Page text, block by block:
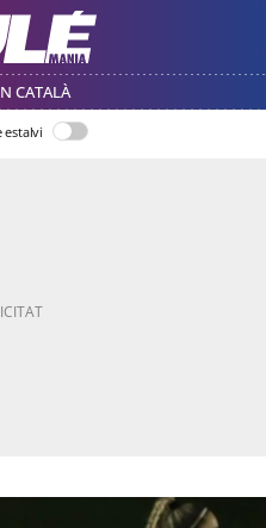
CATALÀ
estalvi